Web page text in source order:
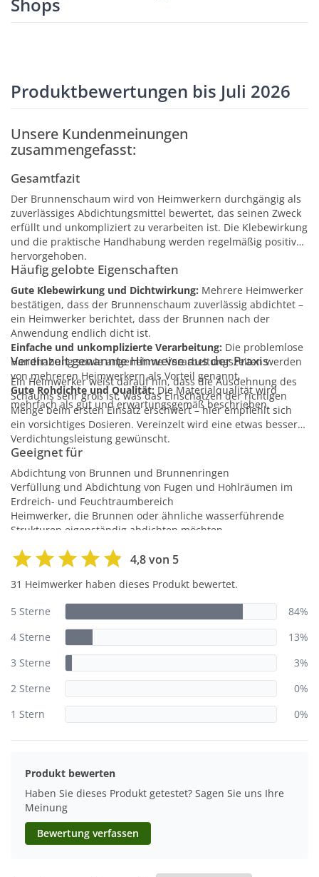
Shops
Produktbewertungen bis Juli 2026
Unsere Kundenmeinungen
zusammengefasst:
Gesamtfazit
Der Brunnenschaum wird von Heimwerkern durchgängig als
zuverlässiges Abdichtungsmittel bewertet, das seinen Zweck
erfüllt und unkompliziert zu verarbeiten ist. Die Klebewirkung
und die praktische Handhabung werden regelmäßig positiv
hervorgehoben.
Häufig gelobte Eigenschaften
Gute Klebewirkung und Dichtwirkung: Mehrere Heimwerker
bestätigen, dass der Brunnenschaum zuverlässig abdichtet –
ein Heimwerker berichtet, dass der Brunnen nach der
Anwendung endlich dicht ist.
Einfache und unkomplizierte Verarbeitung: Die problemlose
Handhabung sowie angenehme Verarbeitungszeiten werden
von mehreren Heimwerkern als Vorteil genannt.
Gute Rohdichte und Qualität: Die Materialqualität wird
mehrfach als gut und erwartungsgemäß beschrieben.
Vereinzelt genannte Hinweise aus der Praxis
Ein Heimwerker weist darauf hin, dass die Ausdehnung des
Schaums sehr groß ist, was das Einschätzen der richtigen
Menge beim ersten Einsatz erschwert – hier empfiehlt sich
ein vorsichtiges Dosieren. Vereinzelt wird eine etwas bessere
Verdichtungsleistung gewünscht.
Geeignet für
Abdichtung von Brunnen und Brunnenringen
Verfüllung und Abdichtung von Fugen und Hohlräumen im
Erdreich- und Feuchtraumbereich
Heimwerker, die Brunnen oder ähnliche wasserführende
Strukturen eigenständig abdichten möchten
4,8 von 5
31 Heimwerker haben dieses Produkt bewertet.
5 Sterne
84%
4 Sterne
13%
3 Sterne
3%
2 Sterne
0%
1 Stern
0%
Produkt bewerten
Haben Sie dieses Produkt getestet? Sagen Sie uns Ihre
Meinung
Bewertung verfassen